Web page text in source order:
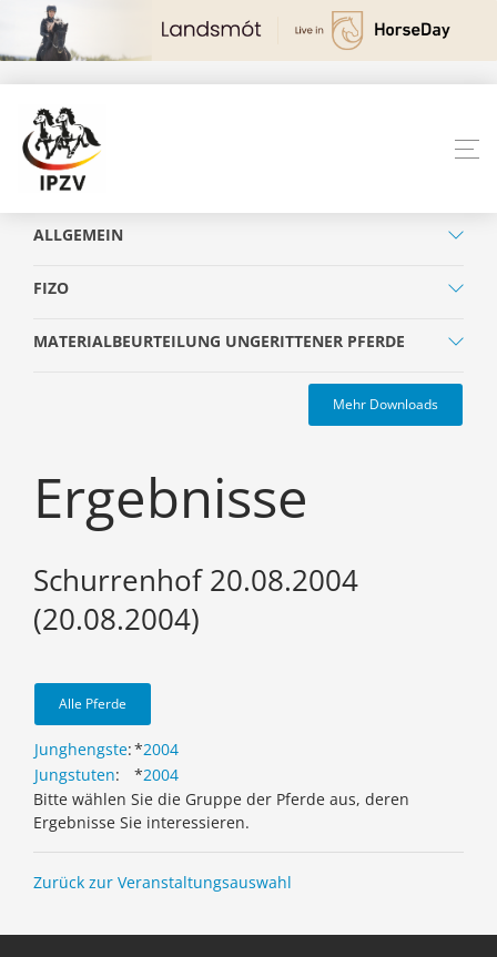
ALLGEMEIN
FIZO
MATERIALBEURTEILUNG UNGERITTENER PFERDE
Mehr Downloads
Ergebnisse
Schurrenhof 20.08.2004
(20.08.2004)
Alle Pferde
Junghengste:*2004
Jungstuten: *2004
Bitte wählen Sie die Gruppe der Pferde aus, deren
Ergebnisse Sie interessieren.
Zurück zur Veranstaltungsauswahl